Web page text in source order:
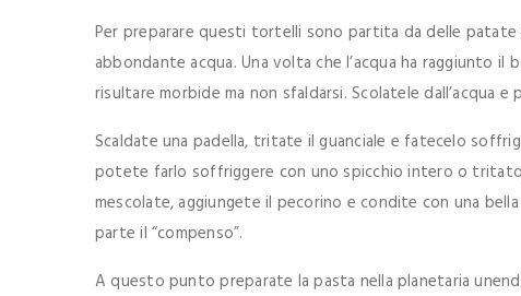
Per preparare questi tortelli sono partita da delle
abbondante acqua. Una volta che l’acqua ha raggiunto
risultare morbide ma non sfaldarsi. Scolatele dall’acqua
Scaldate una padella, tritate il guanciale e fatecelo
potete farlo soffriggere con uno spicchio intero o
mescolate, aggiungete il pecorino e condite con una
parte il “compenso”.
A questo punto preparate la pasta nella planetaria